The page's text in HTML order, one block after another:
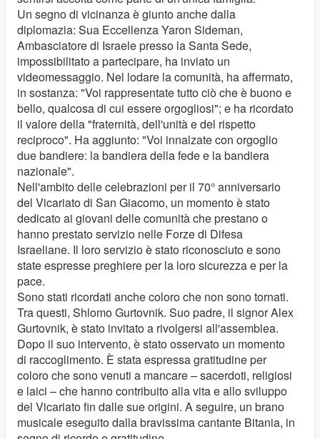
Un segno di vicinanza è giunto anche dalla
diplomazia: Sua Eccellenza Yaron Sideman,
Ambasciatore di Israele presso la Santa Sede,
impossibilitato a partecipare, ha inviato un
videomessaggio. Nel lodare la comunità, ha affermato,
in sostanza: "Voi rappresentate tutto ciò che è buono e
bello, qualcosa di cui essere orgogliosi"; e ha ricordato
il valore della "fraternità, dell'unità e del rispetto
reciproco". Ha aggiunto: "Voi innalzate con orgoglio
due bandiere: la bandiera della fede e la bandiera
nazionale".
Nell'ambito delle celebrazioni per il 70° anniversario
del Vicariato di San Giacomo, un momento è stato
dedicato ai giovani delle comunità che prestano o
hanno prestato servizio nelle Forze di Difesa
Israeliane. Il loro servizio è stato riconosciuto e sono
state espresse preghiere per la loro sicurezza e per la
pace.
Sono stati ricordati anche coloro che non sono tornati.
Tra questi, Shlomo Gurtovnik. Suo padre, il signor Alex
Gurtovnik, è stato invitato a rivolgersi all'assemblea.
Dopo il suo intervento, è stato osservato un momento
di raccoglimento. È stata espressa gratitudine per
coloro che sono venuti a mancare – sacerdoti, religiosi
e laici – che hanno contribuito alla vita e allo sviluppo
del Vicariato fin dalle sue origini. A seguire, un brano
musicale eseguito dalla bravissima cantante Bitania, in